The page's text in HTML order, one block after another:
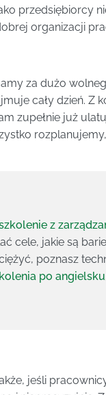
przedsiębiorcy
organizacji
za dużo
cały dzień. Z
zupełnie już
z
cele, jakie są
poznasz
po angielsku
jeśli